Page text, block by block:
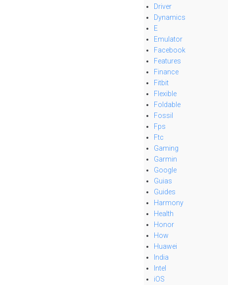
Driver
Dynamics
E
Emulator
Facebook
Features
Finance
Fitbit
Flexible
Foldable
Fossil
Fps
Ftc
Gaming
Garmin
Google
Guias
Guides
Harmony
Health
Honor
How
Huawei
India
Intel
iOS